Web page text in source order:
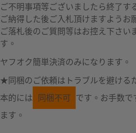
ご不明事項等ございましたら終了す
ご納得した後ご入札頂けますようお
ご落札後のご質問等はお控え下さい
す。
ヤフオク簡単決済のみになります。
★同梱のご依頼はトラブルを避ける
本的には 同梱不可 です。お手数
ます。